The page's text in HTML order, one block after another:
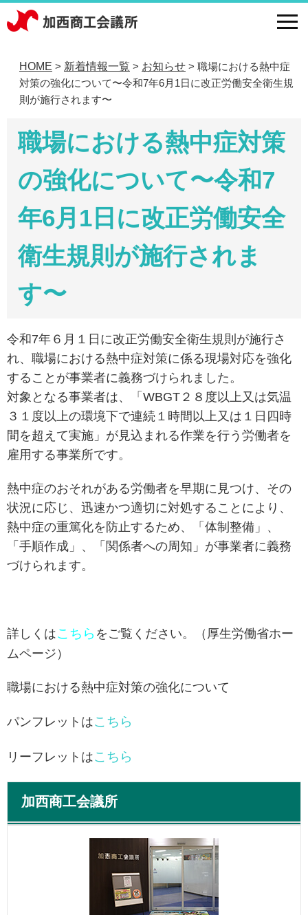
HOME > 新着情報一覧 > お知らせ > 職場における熱中症
対策の強化について〜令和7年6月1日に改正労働安全衛生規
則が施行されます〜
職場における熱中症対策
の強化について〜令和7
年6月1日に改正労働安全
衛生規則が施行されま
す〜
令和7年６月１日に改正労働安全衛生規則が施行さ
れ、職場における熱中症対策に係る現場対応を強化
することが事業者に義務づけられました。
対象となる事業者は、「WBGT２８度以上又は気温
３１度以上の環境下で連続１時間以上又は１日四時
間を超えて実施」が見込まれる作業を行う労働者を
雇用する事業所です。
熱中症のおそれがある労働者を早期に見つけ、その
状況に応じ、迅速かつ適切に対処することにより、
熱中症の重篤化を防止するため、「体制整備」、
「手順作成」、「関係者への周知」が事業者に義務
づけられます。
詳しくはこちら をご覧ください。（厚生労働省ホー
ムページ）
職場における熱中症対策の強化について
パンフレットはこちら
リーフレットはこちら
加西商工会議所